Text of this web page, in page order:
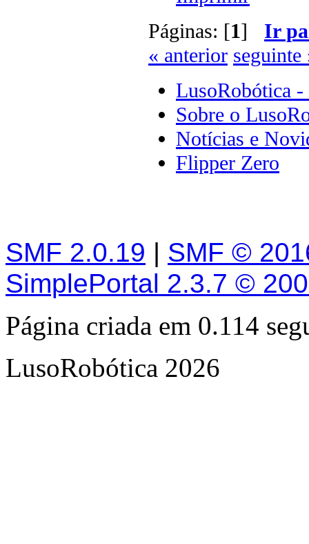
Páginas: [1] Ir
« anterior seguinte
LusoRobótica -
Sobre o
Notícias e
Flipper Zero
SMF 2.0.19 | SMF ©
SimplePortal 2.3.7 ©
Página criada em 0.114
LusoRobótica 2026